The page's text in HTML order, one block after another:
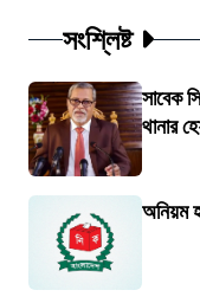
সংশ্লিষ্ট
সাবেক
থানার
অনিয়ম